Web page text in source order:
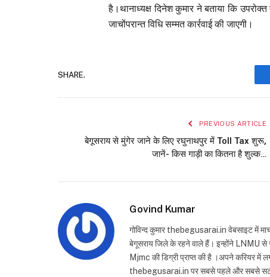
है।थानाध्यक्ष दिनेश कुमार ने बताया कि
जाचोंपरान्त विधि सम्मत कार्रवाई की जाएगी।
SHARE.
PREVIOUS ARTICLE
बेगूसराय से मुंगेर जाने के लिए रघुनाथपुर में Toll Tax शुरू,
जानें- किस गाड़ी का कितना है शुल्क…
Govind Kumar
गोविन्द कुमार thebegusarai.in वेबसाइट में
बेगूसराय जिले के रहने वाले हैं। इन्होंने LNMU से
Mjmc की डिग्री प्राप्त की है ।अपने करियर में
thebegusarai.in पर सबसे पहले और सबसे